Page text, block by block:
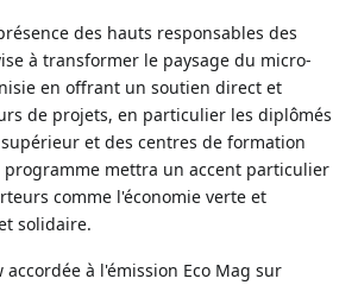
des hauts responsables des
à transformer le paysage du micro-
en offrant un soutien direct et
de projets, en particulier les diplômés
et des centres de formation
programme mettra un accent particulier
comme l'économie verte et
solidaire.
à l'émission Eco Mag sur